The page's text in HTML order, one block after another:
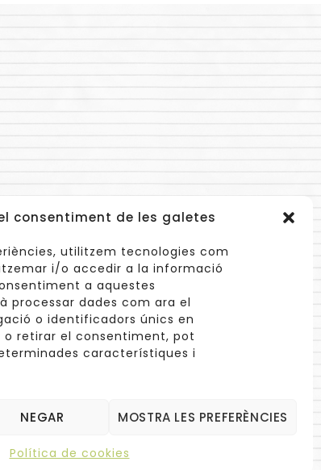
consentiment de les galetes
utilitzem tecnologies com
i/o accedir a la informació
a aquestes
processar dades com ara el
o identificadors únics en
o retirar el consentiment, pot
característiques i
NEGAR MOSTRA LES PREFERÈNCIES
Política de cookies
info@cuinetes.shop